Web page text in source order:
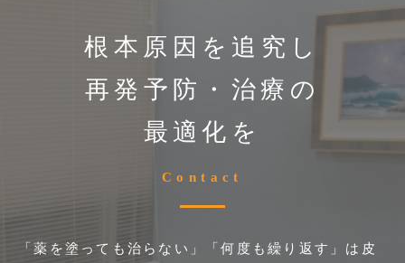
根本原因を追究し
再発予防・治療の
最適化を
Contact
「薬を塗っても治らない」「何度も繰り返す」は皮